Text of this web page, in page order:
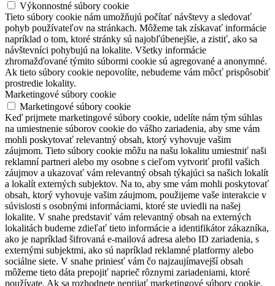
Výkonnostné súbory cookie
Tieto súbory cookie nám umožňujú počítať návštevy a sledovať
pohyb používateľov na stránkach. Môžeme tak získavať informácie
napríklad o tom, ktoré stránky sú najobľúbenejšie, a zistiť, ako sa
návštevníci pohybujú na lokalite. Všetky informácie
zhromažďované týmito súbormi cookie sú agregované a anonymné.
Ak tieto súbory cookie nepovolíte, nebudeme vám môcť prispôsobiť
prostredie lokality.
Marketingové súbory cookie
Marketingové súbory cookie
Keď prijmete marketingové súbory cookie, udelíte nám tým súhlas
na umiestnenie súborov cookie do vášho zariadenia, aby sme vám
mohli poskytovať relevantný obsah, ktorý vyhovuje vašim
záujmom. Tieto súbory cookie môžu na našu lokalitu umiestniť naši
reklamní partneri alebo my osobne s cieľom vytvoriť profil vašich
záujmov a ukazovať vám relevantný obsah týkajúci sa našich lokalít
a lokalít externých subjektov. Na to, aby sme vám mohli poskytovať
obsah, ktorý vyhovuje vašim záujmom, použijeme vaše interakcie v
súvislosti s osobnými informáciami, ktoré ste uviedli na našej
lokalite. V snahe predstaviť vám relevantný obsah na externých
lokalitách budeme zdieľať tieto informácie a identifikátor zákazníka,
ako je napríklad šifrovaná e-mailová adresa alebo ID zariadenia, s
externými subjektmi, ako sú napríklad reklamné platformy alebo
sociálne siete. V snahe priniesť vám čo najzaujímavejší obsah
môžeme tieto dáta prepojiť naprieč rôznymi zariadeniami, ktoré
používate. Ak sa rozhodnete neprijať marketingové súbory cookie,